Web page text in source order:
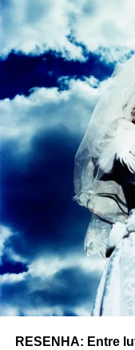
The Oh Sees
“Expert of inner
DON'T MISS
Idles: banda
novo, “Dancer”
Ricardo
Ricardo Schott é
colaborador do POP
RESENHA: Entre